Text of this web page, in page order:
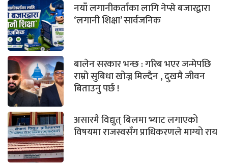
नयाँ लगानीकर्ताका लागि नेप्से बजारद्वारा
‘लगानी शिक्षा’ सार्वजनिक
बालेन सरकार भन्छ : गरिब भएर जन्मेपछि
राम्रो सुबिधा खोज्न मिल्दैन , दुखमै जीवन
बिताउनु पर्छ !
असारमै विद्युत् बिलमा भ्याट लगाएको
विषयमा राजस्वसँग प्राधिकरणले माग्यो राय